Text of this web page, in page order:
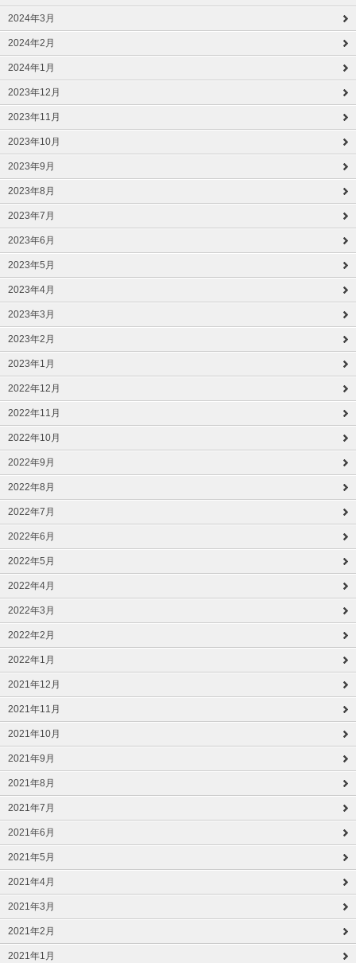
2024年3月
2024年2月
2024年1月
2023年12月
2023年11月
2023年10月
2023年9月
2023年8月
2023年7月
2023年6月
2023年5月
2023年4月
2023年3月
2023年2月
2023年1月
2022年12月
2022年11月
2022年10月
2022年9月
2022年8月
2022年7月
2022年6月
2022年5月
2022年4月
2022年3月
2022年2月
2022年1月
2021年12月
2021年11月
2021年10月
2021年9月
2021年8月
2021年7月
2021年6月
2021年5月
2021年4月
2021年3月
2021年2月
2021年1月